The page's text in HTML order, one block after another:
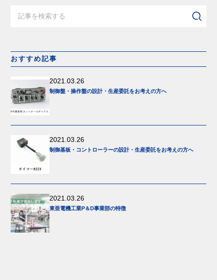
おすすめ記事
2021.03.26
制御盤・操作盤の設計・生産委託をお考えの方へ
2021.03.26
制御基板・コントローラーの設計・生産委託をお考えの方へ
2021.03.26
東亜電機工業P＆D事業部の特徴